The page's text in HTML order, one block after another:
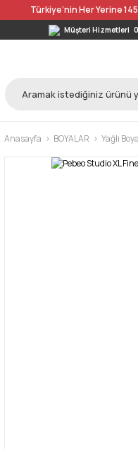
Türkiye’nin Her Yerine
Müşteri Hizmetleri
Anasayfa BOYALAR Yağlı